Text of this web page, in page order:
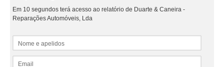
Em 10 segundos terá acesso ao relatório de Duarte & Caneira -
Reparações Automóveis, Lda